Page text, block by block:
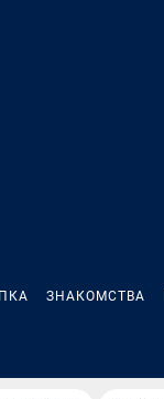
ЗНАКОМСТВА